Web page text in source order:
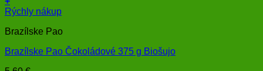
Rýchly nákup
Brazílske Pao
Brazílske Pao Čokoládové 375 g Biošujo